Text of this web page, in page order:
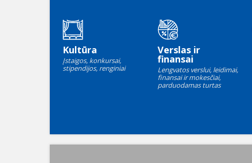
Kultūra
Įstaigos, konkursai,
stipendijos, renginiai
Verslas ir
finansai
Lengvatos verslui, leidimai,
finansai ir mokesčiai,
parduodamas turtas